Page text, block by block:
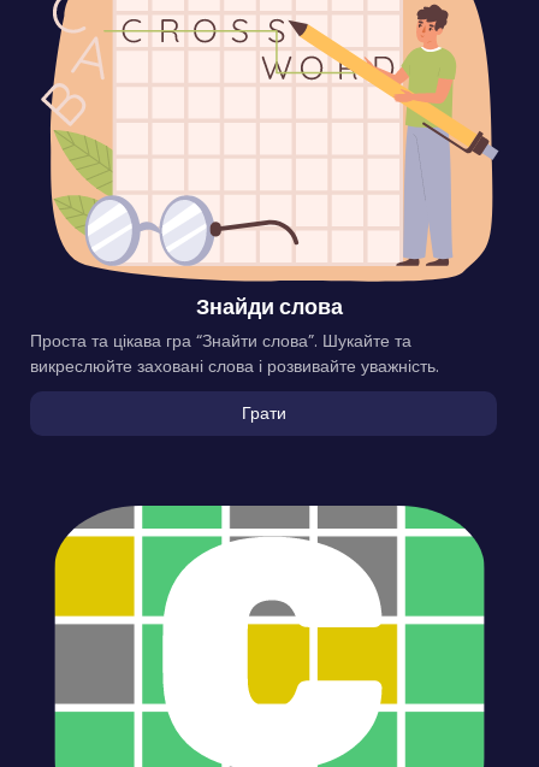
Знайди слова
Проста та цікава гра “Знайти слова”. Шукайте та
викреслюйте заховані слова і розвивайте уважність.
Грати